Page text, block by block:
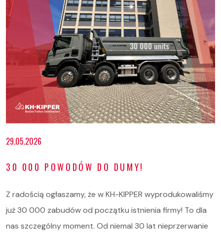
29.05.2026
30 000 POWODÓW DO DUMY!
Z radością ogłaszamy, że w KH-KIPPER wyprodukowaliśmy
już 30 000 zabudów od początku istnienia firmy! To dla
nas szczególny moment. Od niemal 30 lat nieprzerwanie